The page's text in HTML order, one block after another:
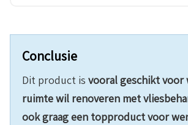
Conclusie
Dit product is vooral geschikt voor
ruimte wil renoveren met
ook graag een topproduct voor